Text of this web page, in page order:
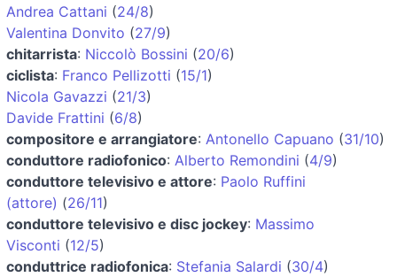
Andrea Cattani (24/8)
Valentina Donvito (27/9)
chitarrista: Niccolò Bossini (20/6)
ciclista: Franco Pellizotti (15/1)
Nicola Gavazzi (21/3)
Davide Frattini (6/8)
compositore e arrangiatore: Antonello Capuano (31/10)
conduttore radiofonico: Alberto Remondini (4/9)
conduttore televisivo e attore: Paolo Ruffini
(attore) (26/11)
conduttore televisivo e disc jockey: Massimo
Visconti (12/5)
conduttrice radiofonica: Stefania Salardi (30/4)